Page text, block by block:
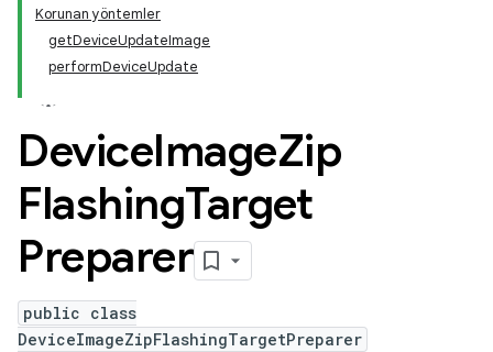
Korunan yöntemler
getDeviceUpdateImage
performDeviceUpdate
DeviceImageZip
FlashingTarget
Preparer
public class
DeviceImageZipFlashingTargetPreparer